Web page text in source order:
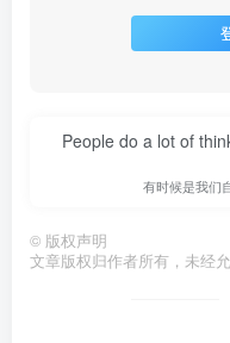
People do a lot of
有时候是我们
© 版权声明
文章版权归作者所有，未经允